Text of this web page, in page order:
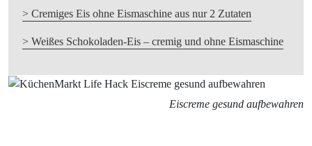
> Cremiges Eis ohne Eismaschine aus nur 2 Zutaten
> Weißes Schokoladen-Eis – cremig und ohne Eismaschine
Eiscreme gesund aufbewahren